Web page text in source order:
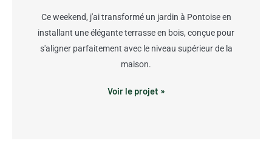
Ce weekend, j'ai transformé un jardin à Pontoise en
installant une élégante terrasse en bois, conçue pour
s'aligner parfaitement avec le niveau supérieur de la
maison.
Voir le projet »